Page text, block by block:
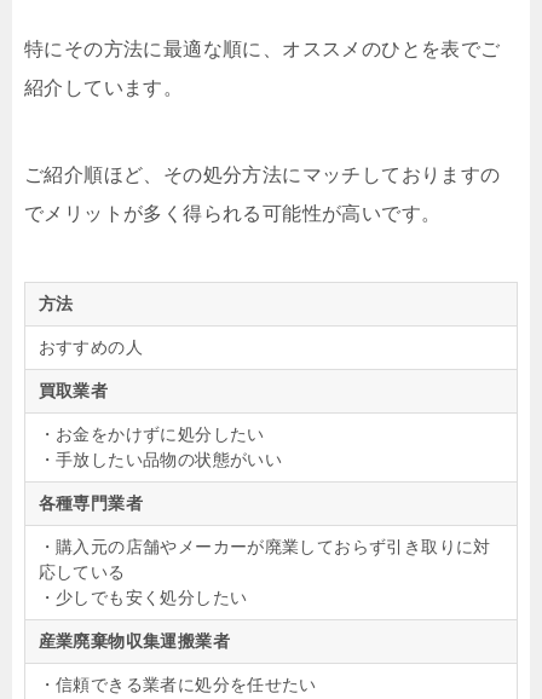
特にその方法に最適な順に、オススメのひとを表でご
紹介しています。
ご紹介順ほど、その処分方法にマッチしておりますの
でメリットが多く得られる可能性が高いです。
方法
おすすめの人
買取業者
・お金をかけずに処分したい
・手放したい品物の状態がいい
各種専門業者
・購入元の店舗やメーカーが廃業しておらず引き取りに対
応している
・少しでも安く処分したい
産業廃棄物収集運搬業者
・信頼できる業者に処分を任せたい